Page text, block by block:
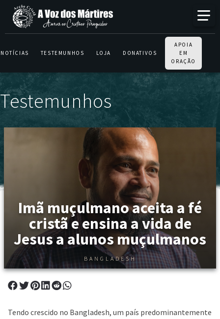
NOTÍCIAS TESTEMUNHOS LOJA DONATIVOS
APOIA
EM
ORAÇÃO
Testemunhos
Imã muçulmano aceita a fé
cristã e ensina a vida de
Jesus a alunos muçulmanos
BANGLADESH
Tendo crescido no Bangladesh, um país predominantemente